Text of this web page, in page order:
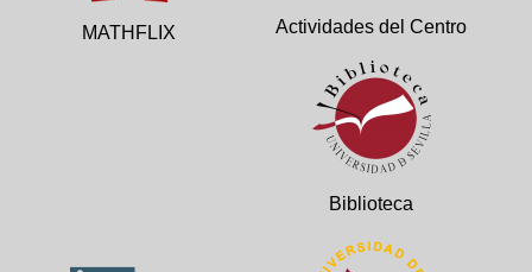
MATHFLIX Actividades del Centro
Biblioteca